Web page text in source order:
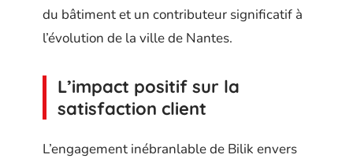
du bâtiment et un contributeur significatif à
l’évolution de la ville de Nantes.
L’impact positif sur la
satisfaction client
L’engagement inébranlable de Bilik envers